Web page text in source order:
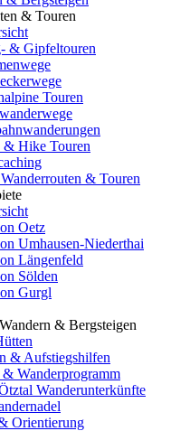
& Touren
& Gipfeltouren
Touren
& Hike Touren
& Touren
Oetz
Umhausen-Niederthai
Längenfeld
Sölden
Gurgl
& Bergsteigen
& Aufstiegshilfen
Wanderprogramm
Wanderunterkünfte
Orientierung